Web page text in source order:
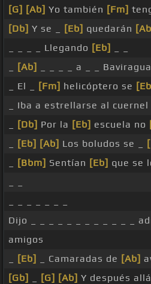
[G] [Ab] Yo también [Fm]
[Db] Y se _ [Eb] quedarán
_ _ _ _ Llegando [Eb]
[Ab]
_ _ _ _ a _ _
_ El _
[Fm] helicóptero se
_ Iba a estrellarse al cuernel
[Db] Por la [Eb] escuela no
[Eb] [Ab] Los boludos se _
[Bbm] Sentían [Eb] que se
Dijo _ _ _ _ _ _ _ _ _ _ _ _
amigos
[Eb] _ Camaradas de [Ab]
[Gb]
[G] [Ab] Y después